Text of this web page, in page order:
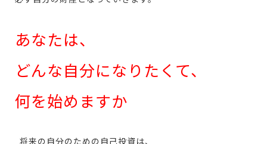
あなたは、
どんな自分になりたくて、
何を始めますか
将来の自分のための自己投資は、